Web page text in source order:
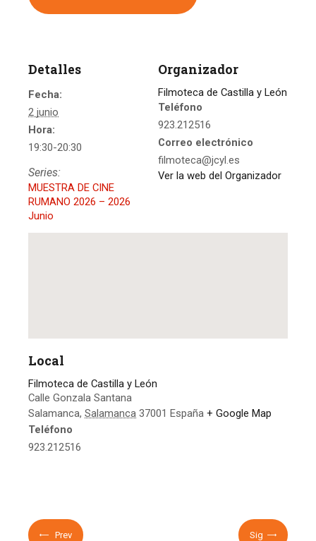
Detalles
Fecha:
2 junio
Hora:
19:30-20:30
Series:
MUESTRA DE CINE
RUMANO 2026 – 2026
Junio
Organizador
Filmoteca de Castilla y León
Teléfono
923.212516
Correo electrónico
filmoteca@jcyl.es
Ver la web del Organizador
Local
Filmoteca de Castilla y León
Calle Gonzala Santana
Salamanca, Salamanca 37001 España + Google Map
Teléfono
923.212516
Prev Sig